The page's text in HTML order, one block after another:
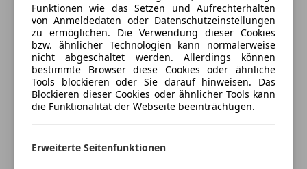
Sicherheit
ABS
Abstandswarner
Airbag hinten
Alarmanlage
Fahrerairbag
Service & Zustand:
- Frisches Pickerl (gültig bis 04/2027)
- Großes Service kürzlich durchgeführt – kein
Wartungsstau
- Technisch und optisch in einwandfreiem Zustand
- Original M Sport Felgen
Versicherungsschutz an Ihre Bedürfnisse
anpassen
Freischaden-Gutschein ab Stufe 0
Auto einfach online versichern & Rabatt holen
Jetzt berechnen
Funktionen wie das Setzen und Aufrechterhalten
von Anmeldedaten oder Datenschutzeinstellungen
zu ermöglichen. Die Verwendung dieser Cookies
bzw. ähnlicher Technologien kann normalerweise
nicht abgeschaltet werden. Allerdings können
bestimmte Browser diese Cookies oder ähnliche
Tools blockieren oder Sie darauf hinweisen. Das
Blockieren dieser Cookies oder ähnlicher Tools kann
die Funktionalität der Webseite beeinträchtigen.
Erweiterte Seitenfunktionen